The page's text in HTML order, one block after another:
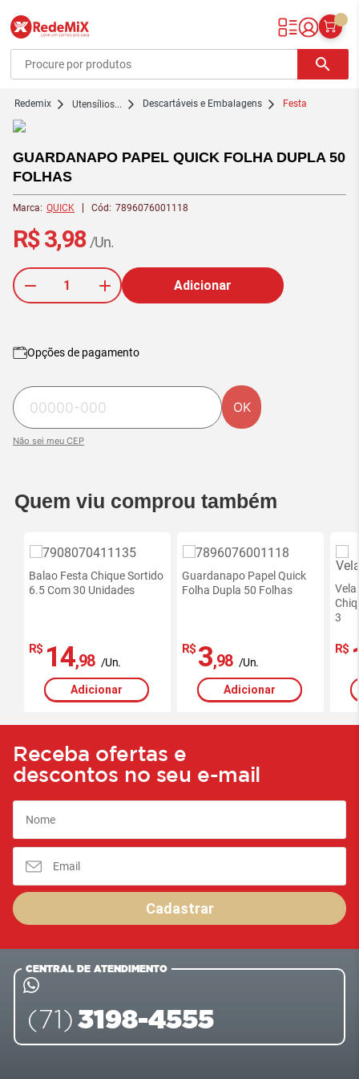
Redemix – Supermercado Online
search
redemix Utensílios... Descartáveis e Embalagens Festa
GUARDANAPO PAPEL QUICK FOLHA DUPLA 50
FOLHAS
Marca: QUICK Cód: 7896076001118
R$ 3,98 /Un.
Adicionar
Opções de pagamento
OK
Não sei meu CEP
Quem viu comprou também
Balao Festa Chique Sortido
6.5 Com 30 Unidades
R$ 14,98 /Un.
Adicionar
Guardanapo Papel Quick
Folha Dupla 50 Folhas
R$ 3,98 /Un.
Adicionar
3
R$
Receba ofertas e
descontos no seu e-mail
Cadastrar
CENTRAL DE ATENDIMENTO
(71) 3198-4555